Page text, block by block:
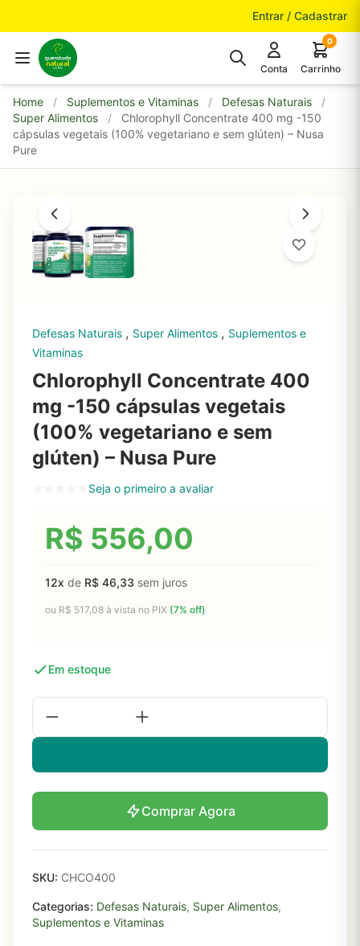
Entrar / Cadastrar
Conta
0
Carrinho
Home / Suplementos e Vitaminas / Defesas Naturais
/
Super Alimentos
/
Chlorophyll Concentrate 400 mg -150
cápsulas vegetais (100% vegetariano e sem glúten) – Nusa
Pure
Defesas Naturais , Super Alimentos , Suplementos e
Vitaminas
Chlorophyll Concentrate 400
mg -150 cápsulas vegetais
(100% vegetariano e sem
glúten) – Nusa Pure
Seja o primeiro a avaliar
R$ 556,00
12x de R$ 46,33 sem juros
ou R$ 517,08 à vista no PIX (7% off)
Em estoque
Comprar Agora
SKU: CHCO400
Categorias: Defesas Naturais, Super Alimentos,
Suplementos e Vitaminas